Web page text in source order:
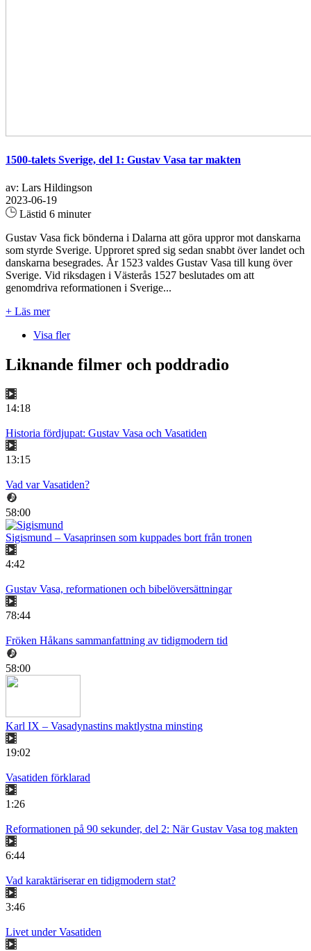
1500-talets Sverige, del 1: Gustav Vasa tar makten
av: Lars Hildingson
2023-06-19
Lästid 6 minuter
Gustav Vasa fick bönderna i Dalarna att göra uppror mot danskarna
som styrde Sverige. Upproret spred sig sedan snabbt över landet och
danskarna besegrades. År 1523 valdes Gustav Vasa till kung över
Sverige. Vid riksdagen i Västerås 1527 beslutades om att
genomdriva reformationen i Sverige...
+ Läs mer
Visa fler
Liknande filmer och poddradio
14:18
Historia fördjupat: Gustav Vasa och Vasatiden
13:15
Vad var Vasatiden?
58:00
Sigismund – Vasaprinsen som kuppades bort från tronen
4:42
Gustav Vasa, reformationen och bibelöversättningar
78:44
Fröken Håkans sammanfattning av tidigmodern tid
58:00
Karl IX – Vasadynastins maktlystna minsting
19:02
Vasatiden förklarad
1:26
Reformationen på 90 sekunder, del 2: När Gustav Vasa tog makten
6:44
Vad karaktäriserar en tidigmodern stat?
3:46
Livet under Vasatiden